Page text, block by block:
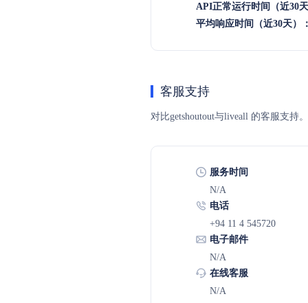
API正常运行时间（近30
平均响应时间（近30天）
客服支持
对比getshoutout与liveall 的客服支持
服务时间
N/A
电话
+94 11 4 545720
电子邮件
N/A
在线客服
N/A